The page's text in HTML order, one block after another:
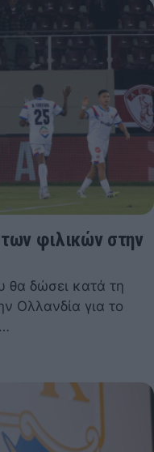
φιλικών στην
θα δώσει κατά τη
Ολλανδία για το